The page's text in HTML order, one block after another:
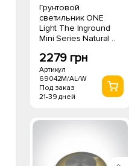
Грунтовой
светильник ONE
Light The Inground
Mini Series Natural ..
2279 грн
Артикул
69042M/AL/W
Под заказ
21-39 дней